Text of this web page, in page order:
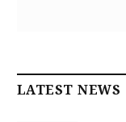
LATEST NEWS